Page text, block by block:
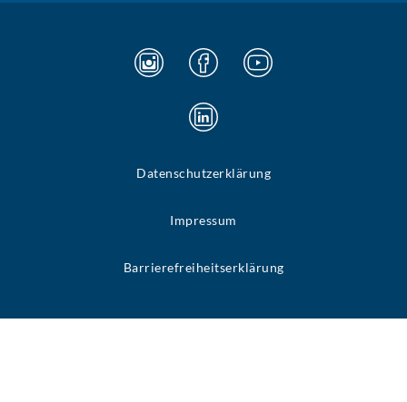
Datenschutzerklärung
Impressum
Barrierefreiheitserklärung